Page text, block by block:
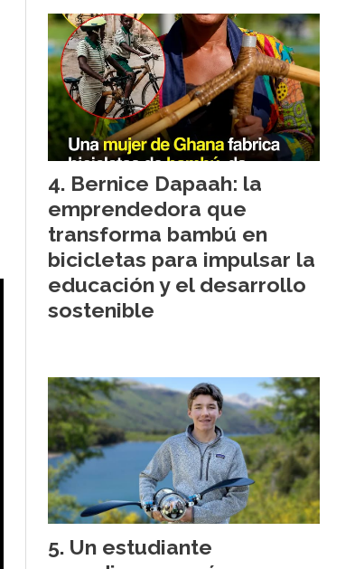
Bernice Dapaah: la
emprendedora que
transforma bambú en
bicicletas para impulsar la
educación y el desarrollo
sostenible
Un estudiante